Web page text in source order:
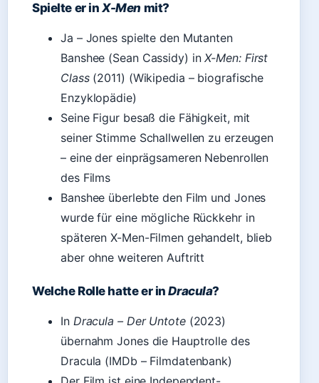
Spielte er inX-Men mit?
Ja – Jones spielte den Mutanten
Banshee (Sean Cassidy) inX-Men: First
Class(2011) (Wikipedia – biografische
Enzyklopädie)
Seine Figur besaß die Fähigkeit, mit
seiner Stimme Schallwellen zu erzeugen
– eine der einprägsameren Nebenrollen
des Films
Banshee überlebte den Film und Jones
wurde für eine mögliche Rückkehr in
späteren X-Men-Filmen gehandelt, blieb
aber ohne weiteren Auftritt
Welche Rolle hatte er inDracula?
In Dracula – Der Untote(2023)
übernahm Jones die Hauptrolle des
Dracula (IMDb – Filmdatenbank)